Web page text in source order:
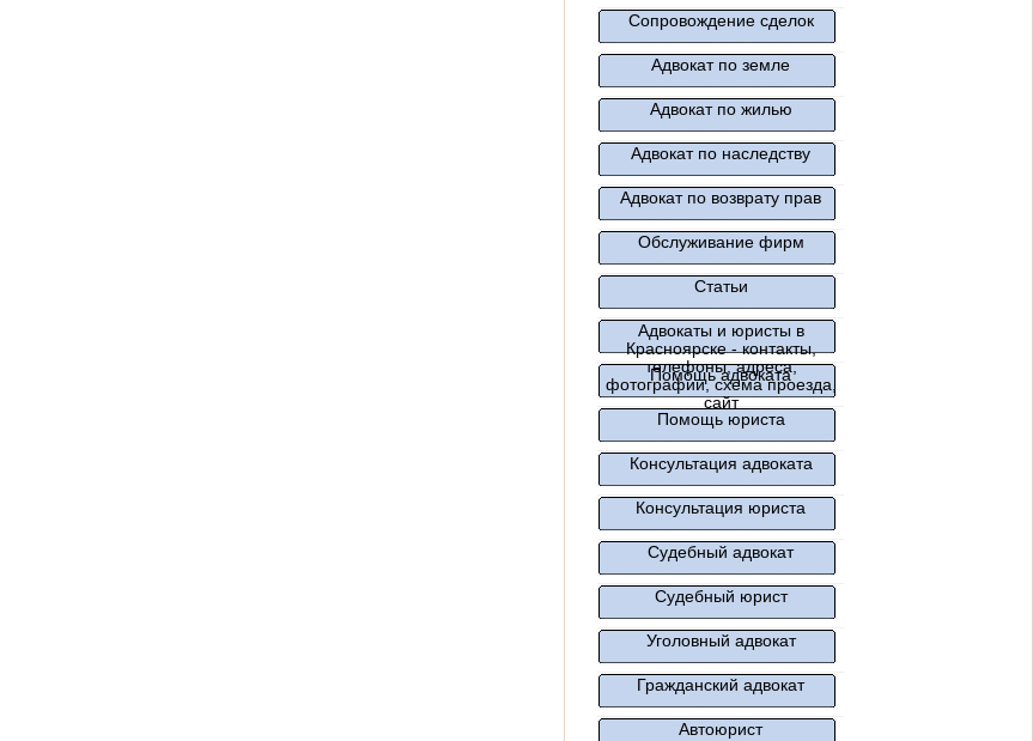
Сопровождение сделок
Адвокат по земле
Адвокат по жилью
Адвокат по наследству
Адвокат по возврату прав
Обслуживание фирм
Статьи
Адвокаты и юристы в
Красноярске - контакты,
телефоны, адреса,
фотографии, схема проезда,
сайт
Помощь адвоката
Помощь юриста
Консультация адвоката
Консультация юриста
Судебный адвокат
Судебный юрист
Уголовный адвокат
Гражданский адвокат
Автоюрист